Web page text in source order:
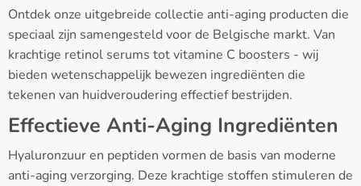
Ontdek onze uitgebreide collectie anti-aging producten die
speciaal zijn samengesteld voor de Belgische markt. Van
krachtige retinol serums tot vitamine C boosters - wij
bieden wetenschappelijk bewezen ingrediënten die
tekenen van huidveroudering effectief bestrijden.
Effectieve Anti-Aging Ingrediënten
Hyaluronzuur en peptiden vormen de basis van moderne
anti-aging verzorging. Deze krachtige stoffen stimuleren de